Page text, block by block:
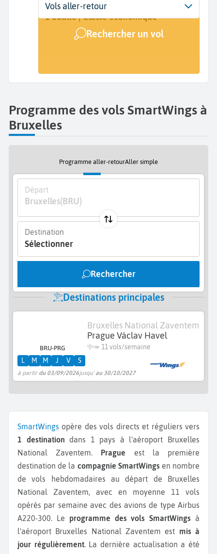
Départ
Bruxelles National Zaventem (BRU)
Dates
Dates de votre voyage
Voyageurs | Classe
1 adulte | Classe économique
Rechercher un vol
Vols aller-retour
Programme des vols SmartWings à
Bruxelles
Programme aller-retourAller simple
Départ
Bruxelles(BRU)
Destination
Sélectionner
Rechercher
Destinations principales
BRU-PRG
Bruxelles National Zaventem
Prague Václav Havel
≃ 11 vols/semaine
à partir du 03/09/2026jusqu'au 30/10/2027
L M M J V S
SmartWings opère des vols directs et réguliers vers
1 destination dans 1 pays à l'aéroport Bruxelles
National Zaventem. Prague est la première
destination de la compagnie SmartWings en nombre
de vols hebdomadaires au départ de Bruxelles
National Zaventem, avec en moyenne 11 vols
opérés par semaine avec des avions de type Airbus
A220-300. Le programme des vols SmartWings à
l'aéroport Bruxelles National Zaventem est mis à
jour régulièrement. La dernière actualisation a été